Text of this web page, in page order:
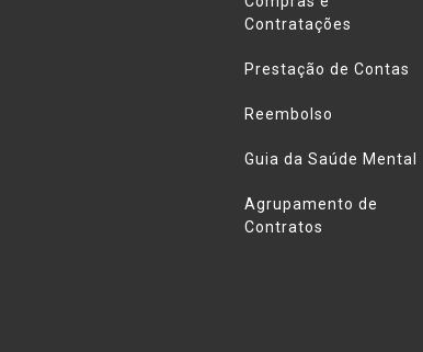
Contratações
Prestação de Contas
Reembolso
Guia da Saúde Mental
Agrupamento de
Contratos